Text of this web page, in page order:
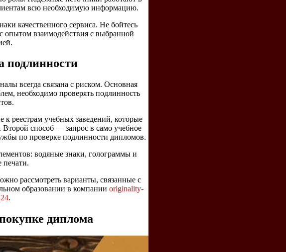
всю необходимую информацию.
качественного сервиса. Не бойтесь
опытом взаимодействия с выбранной
подлинности
всегда связана с риском. Основная
необходимо проверять подлинность
реестрам учебных заведений, которые
способ — запрос в само учебное
по проверке подлинности дипломов.
водяные знаки, голограммы и
печати.
рассмотреть варианты, связанные с
образовании в компании originality-
.
диплома